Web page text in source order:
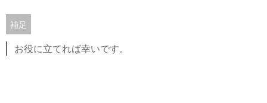
補足
お役に立てれば幸いです。